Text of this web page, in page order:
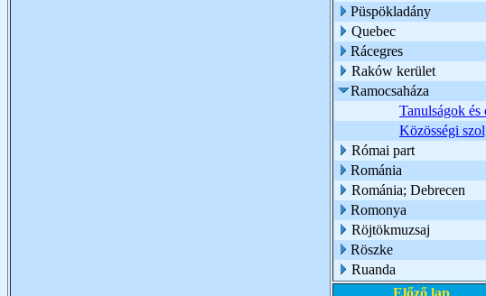
Püspökladány
Quebec
Rácegres
Raków kerület
Ramocsaháza
Tanulságok
Közösségi
Római part
Románia
Románia; Debrecen
Romonya
Röjtökmuzsaj
Röszke
Ruanda
Előző lap